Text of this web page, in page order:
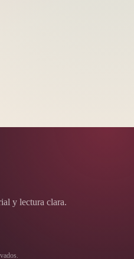
y lectura clara.